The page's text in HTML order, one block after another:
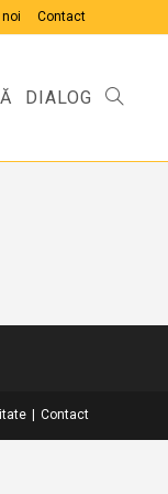
noi Contact
DIALOG TOGGLE
Contact